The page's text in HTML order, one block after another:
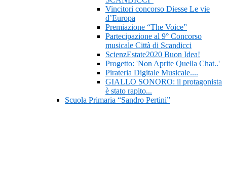
Vincitori concorso Diesse Le vie
d’Europa
Premiazione “The Voice”
Partecipazione al 9° Concorso
musicale Città di Scandicci
ScienzEstate2020 Buon Idea!
Progetto: 'Non Aprite Quella Chat..'
Pirateria Digitale Musicale....
GIALLO SONORO: il protagonista
è stato rapito...
Scuola Primaria “Sandro Pertini”